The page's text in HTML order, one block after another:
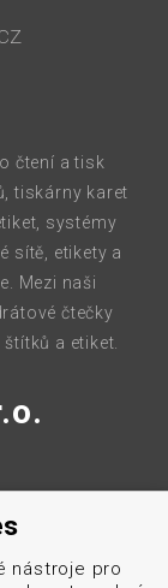
čtení a tisk
tiskárny karet
systémy
sítě, etikety a
Mezi naši
čtečky
a etiket.
nástroje pro